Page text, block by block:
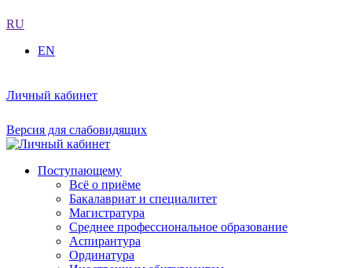
RU
EN
Личный кабинет
Версия для слабовидящих
Поступающему
Всё о приёме
Бакалавриат и специалитет
Магистратура
Среднее профессиональное образование
Аспирантура
Ординатура